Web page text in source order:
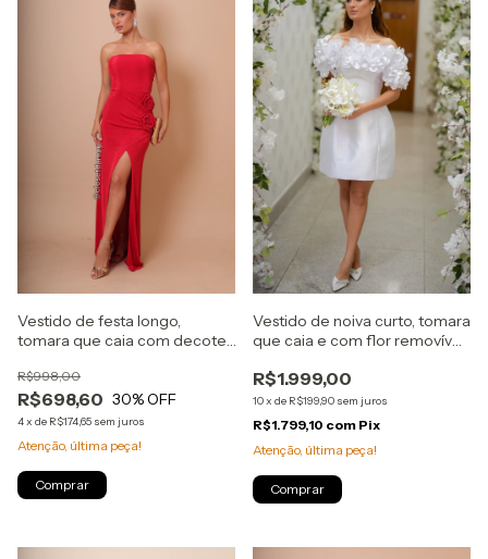
Vestido de festa longo,
tomara que caia com decote,
Vermelho
R$698,60
R$998,00
30% OFF
4x de R$174,65 sem juros
Atenção, última peça!
Comprar
Vestido de noiva curto, tomara
que caia e com flor removível
R$1.999,00
10x de R$199,90 sem juros
R$1.799,10 com Pix
Atenção, última peça!
Comprar